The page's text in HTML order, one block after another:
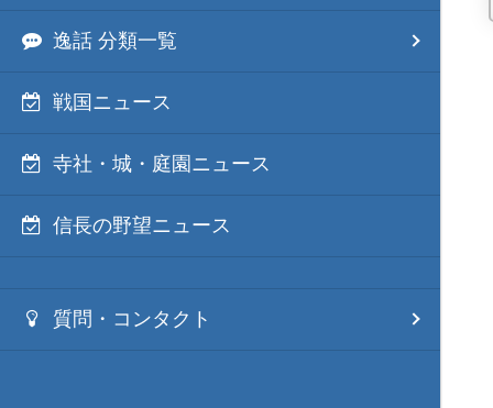
逸話 分類一覧
戦国ニュース
寺社・城・庭園ニュース
信長の野望ニュース
質問・コンタクト